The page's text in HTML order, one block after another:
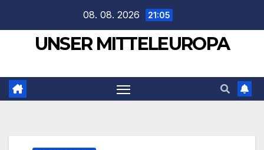
springen
08. 08. 2026 21:05
UNSER MITTELEUROPA